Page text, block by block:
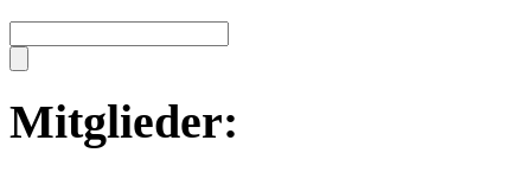
Mitglieder: